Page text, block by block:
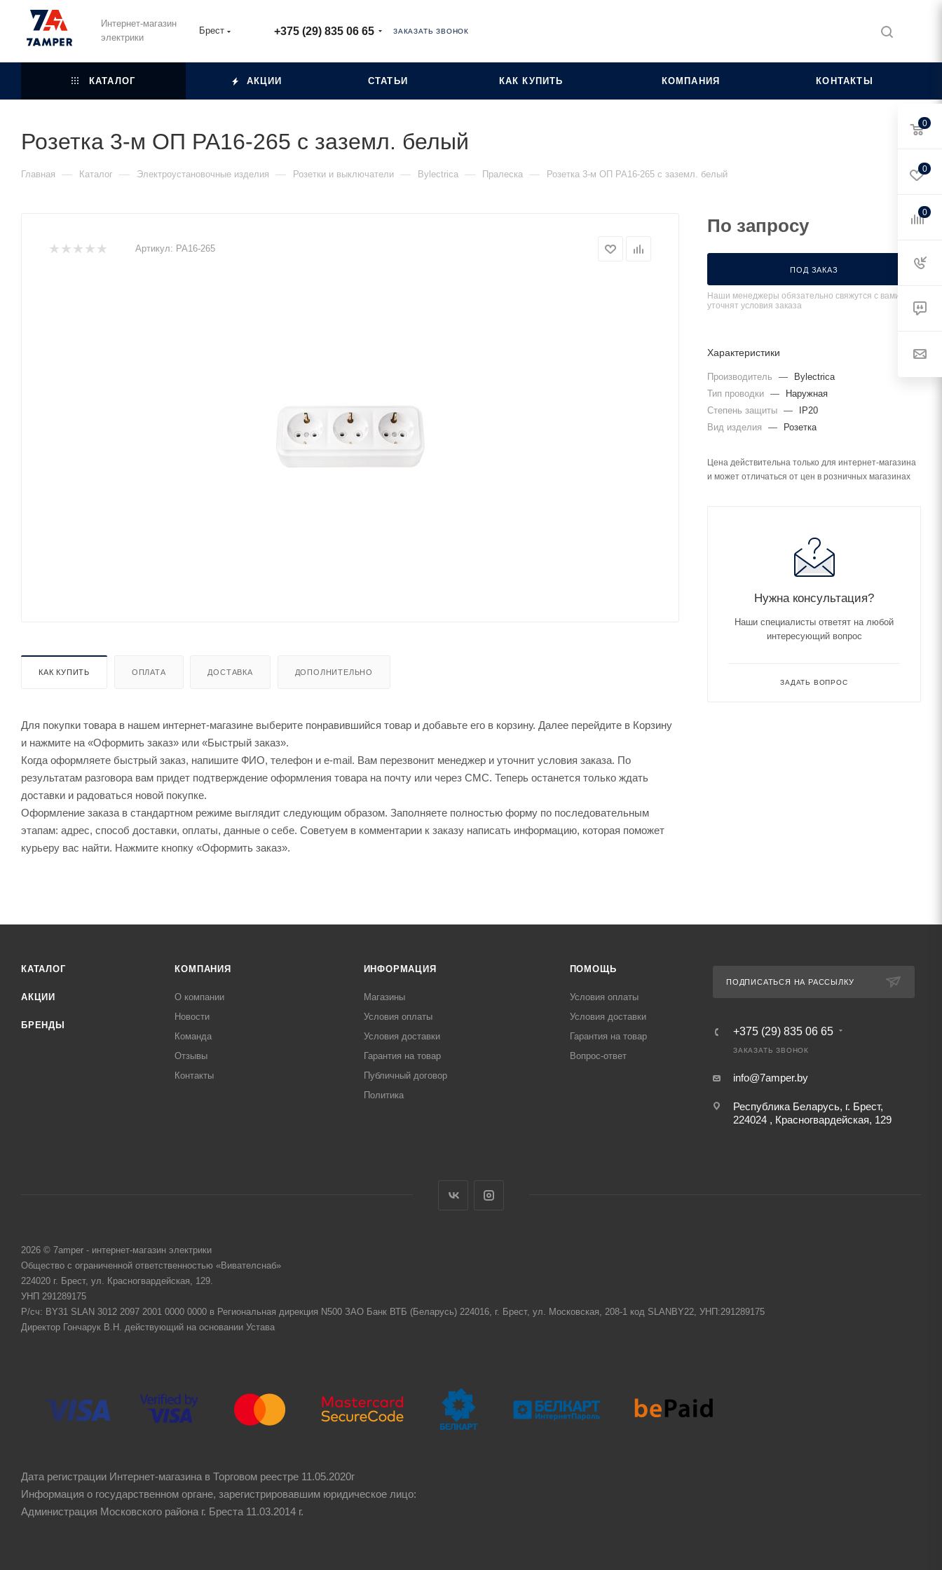
Интернет-магазин
электрики
Брест +375 (29) 835 06 65 ЗАКАЗАТЬ ЗВОНОК
КАТАЛОГ АКЦИИ СТАТЬИ КАК КУПИТЬ КОМПАНИЯ КОНТАКТЫ
Розетка 3-м ОП РА16-265 с заземл. белый
Главная — Каталог — Электроустановочные изделия — Розетки и выключатели — Bylectrica — Пралеска — Розетка 3-м ОП РА16-265 с заземл. белый
Артикул: РА16-265
КАК КУПИТЬ ОПЛАТА ДОСТАВКА ДОПОЛНИТЕЛЬНО
Для покупки товара в нашем интернет-магазине выберите понравившийся товар и добавьте его в корзину. Далее перейдите в Корзину
и нажмите на «Оформить заказ» или «Быстрый заказ».
Когда оформляете быстрый заказ, напишите ФИО, телефон и e-mail. Вам перезвонит менеджер и уточнит условия заказа. По
результатам разговора вам придет подтверждение оформления товара на почту или через СМС. Теперь останется только ждать
доставки и радоваться новой покупке.
Оформление заказа в стандартном режиме выглядит следующим образом. Заполняете полностью форму по последовательным
этапам: адрес, способ доставки, оплаты, данные о себе. Советуем в комментарии к заказу написать информацию, которая поможет
курьеру вас найти. Нажмите кнопку «Оформить заказ».
По запросу
ПОД ЗАКАЗ
Наши менеджеры обязательно свяжутся с вами и
уточнят условия заказа
Характеристики
Производитель —
Bylectrica
Тип проводки —
Наружная
Степень защиты —
IP20
Вид изделия
— Розетка
Цена действительна только для интернет-магазина
и может отличаться от цен в розничных магазинах
Нужна консультация?
Наши специалисты ответят на любой
интересующий вопрос
ЗАДАТЬ ВОПРОС
КАТАЛОГ
АКЦИИ
БРЕНДЫ
КОМПАНИЯ
О компании
Новости
Команда
Отзывы
Контакты
ИНФОРМАЦИЯ
Магазины
Условия оплаты
Условия доставки
Гарантия на товар
Публичный договор
Политика
ПОМОЩЬ
Условия оплаты
Условия доставки
Гарантия на товар
Вопрос-ответ
ПОДПИСАТЬСЯ НА РАССЫЛКУ
+375 (29) 835 06 65
ЗАКАЗАТЬ ЗВОНОК
info@7amper.by
Республика Беларусь, г. Брест,
224024 , Красногвардейская, 129
2026 © 7amper - интернет-магазин электрики
Общество с ограниченной ответственностью «Вивателснаб»
224020 г. Брест, ул. Красногвардейская, 129.
УНП 291289175
Р/сч: BY31 SLAN 3012 2097 2001 0000 0000 в Региональная дирекция N500 ЗАО Банк ВТБ (Беларусь) 224016, г. Брест, ул. Московская, 208-1 код SLANBY22, УНП:291289175
Директор Гончарук В.Н. действующий на основании Устава
Дата регистрации Интернет-магазина в Торговом реестре 11.05.2020г
Информация о государственном органе, зарегистрировавшим юридическое лицо:
Администрация Московского района г. Бреста 11.03.2014 г.
0
0
0